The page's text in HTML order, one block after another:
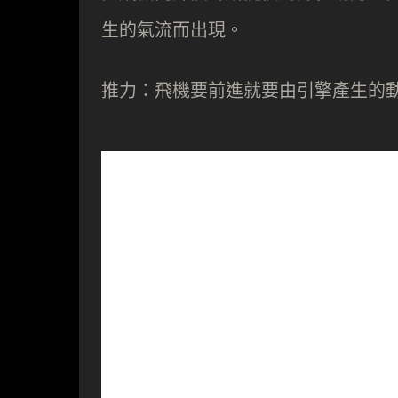
生的氣流而出現。
推力：飛機要前進就要由引擎產生的